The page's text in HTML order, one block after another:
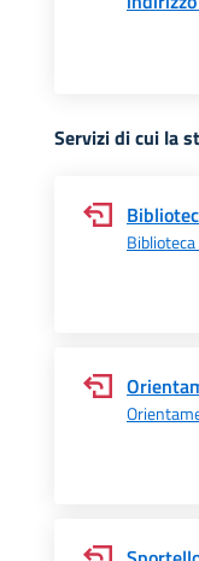
Servizi di cui la